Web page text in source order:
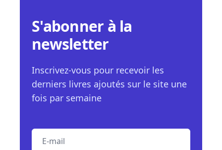
S'abonner à la
newsletter
Inscrivez-vous pour recevoir les
derniers livres ajoutés sur le site une
fois par semaine